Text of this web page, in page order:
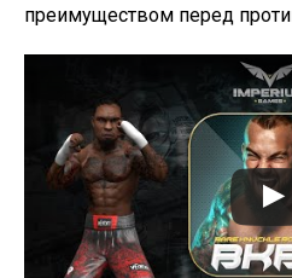
преимуществом перед